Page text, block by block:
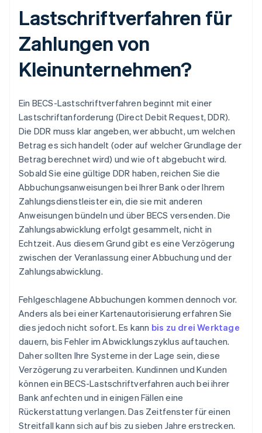
Lastschriftverfahren für
Zahlungen von
Kleinunternehmen?
Ein BECS-Lastschriftverfahren beginnt mit einer
Lastschriftanforderung (Direct Debit Request, DDR).
Die DDR muss klar angeben, wer abbucht, um welchen
Betrag es sich handelt (oder auf welcher Grundlage der
Betrag berechnet wird) und wie oft abgebucht wird.
Sobald Sie eine gültige DDR haben, reichen Sie die
Abbuchungsanweisungen bei Ihrer Bank oder Ihrem
Zahlungsdienstleister ein, die sie mit anderen
Anweisungen bündeln und über BECS versenden. Die
Zahlungsabwicklung erfolgt gesammelt, nicht in
Echtzeit. Aus diesem Grund gibt es eine Verzögerung
zwischen der Veranlassung einer Abbuchung und der
Zahlungsabwicklung.
Fehlgeschlagene Abbuchungen kommen dennoch vor.
Anders als bei einer Kartenautorisierung erfahren Sie
dies jedoch nicht sofort. Es kann bis zu drei Werktage
dauern, bis Fehler im Abwicklungszyklus auftauchen.
Daher sollten Ihre Systeme in der Lage sein, diese
Verzögerung zu verarbeiten. Kundinnen und Kunden
können ein BECS-Lastschriftverfahren auch bei ihrer
Bank anfechten und in einigen Fällen eine
Rückerstattung verlangen. Das Zeitfenster für einen
Streitfall kann sich auf bis zu sieben Jahre erstrecken.